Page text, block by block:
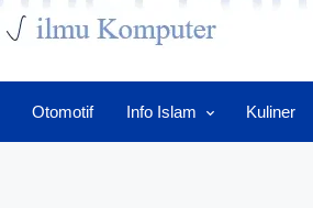
Otomotif Info Islam Kuliner